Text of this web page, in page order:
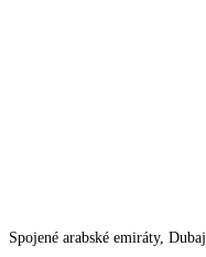
Spojené arabské emiráty, Dubaj